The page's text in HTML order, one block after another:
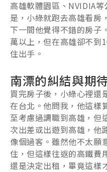
高雄軟體園區、NVIDIA
是，小綠就跑去高雄看房
下一間他覺得不錯的房子
萬以上，但在高雄卻不到
住出手。
南漂的糾結與期
買完房子後，小綠心裡還
在台北。他問我，他這樣
至考慮過調職到高雄，但
次出差或出遊到高雄，他
像個過客。雖然他不太願
住，但這樣往返的高鐵費
還是決定出租，畢竟這樣